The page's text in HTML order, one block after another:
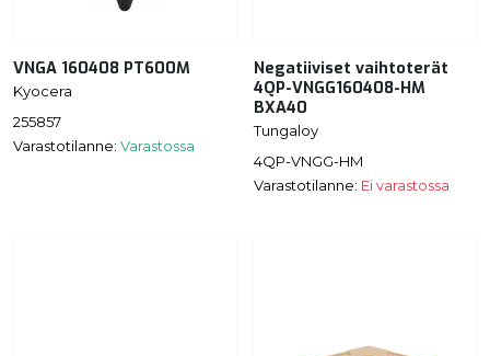
VNGA 160408 PT600M
Kyocera
255857
Varastotilanne: Varastossa
Negatiiviset vaihtoterät
4QP-VNGG160408-HM
BXA40
Tungaloy
4QP-VNGG-HM
Varastotilanne: Ei varastossa